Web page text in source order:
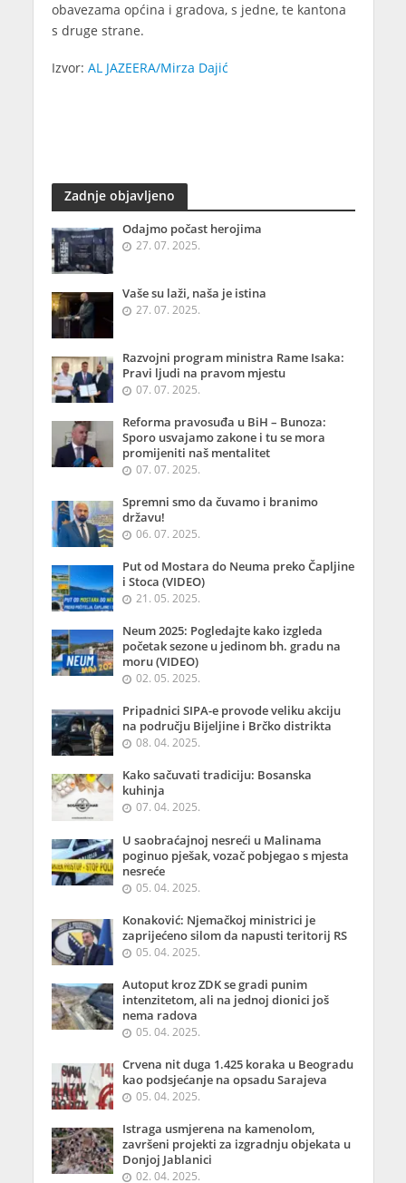
obavezama općina i gradova, s jedne, te kantona
s druge strane.
Izvor: AL JAZEERA/Mirza Dajić
Zadnje objavljeno
Odajmo počast herojima
27. 07. 2025.
Vaše su laži, naša je istina
27. 07. 2025.
Razvojni program ministra Rame Isaka:
Pravi ljudi na pravom mjestu
07. 07. 2025.
Reforma pravosuđa u BiH – Bunoza:
Sporo usvajamo zakone i tu se mora
promijeniti naš mentalitet
07. 07. 2025.
Spremni smo da čuvamo i branimo
državu!
06. 07. 2025.
Put od Mostara do Neuma preko Čapljine
i Stoca (VIDEO)
21. 05. 2025.
Neum 2025: Pogledajte kako izgleda
početak sezone u jedinom bh. gradu na
moru (VIDEO)
02. 05. 2025.
Pripadnici SIPA-e provode veliku akciju
na području Bijeljine i Brčko distrikta
08. 04. 2025.
Kako sačuvati tradiciju: Bosanska
kuhinja
07. 04. 2025.
U saobraćajnoj nesreći u Malinama
poginuo pješak, vozač pobjegao s mjesta
nesreće
05. 04. 2025.
Konaković: Njemačkoj ministrici je
zaprijećeno silom da napusti teritorij RS
05. 04. 2025.
Autoput kroz ZDK se gradi punim
intenzitetom, ali na jednoj dionici još
nema radova
05. 04. 2025.
Crvena nit duga 1.425 koraka u Beogradu
kao podsjećanje na opsadu Sarajeva
05. 04. 2025.
Istraga usmjerena na kamenolom,
završeni projekti za izgradnju objekata u
Donjoj Jablanici
02. 04. 2025.